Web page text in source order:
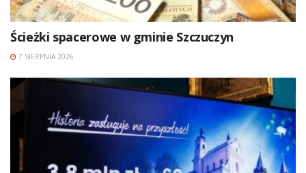
Ścieżki spacerowe w gminie Szczuczyn
7 SIERPNIA 2026